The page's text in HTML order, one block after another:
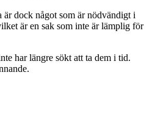
dock något som är nödvändigt i
är en sak som inte är lämplig för
har längre sökt att ta dem i tid.